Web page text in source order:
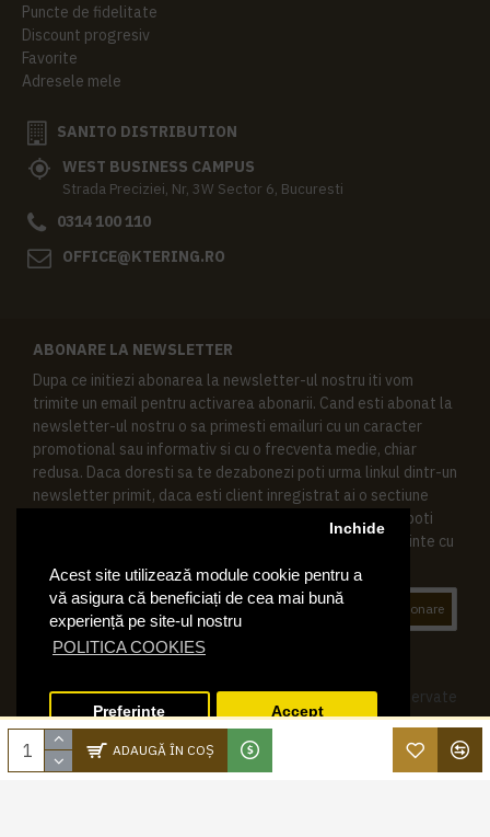
Acest site utilizează module cookie pentru a
vă asigura că beneficiați de cea mai bună
experiență pe site-ul nostru
POLITICA COOKIES
Inchide
Preferinte Accept
ADAUGĂ ÎN COŞ
Puncte de fidelitate
Discount progresiv
Favorite
Adresele mele
SANITO DISTRIBUTION
WEST BUSINESS CAMPUS
Strada Preciziei, Nr, 3W Sector 6, Bucuresti
0314 100 110
OFFICE@KTERING.RO
ABONARE LA NEWSLETTER
Dupa ce initiezi abonarea la newsletter-ul nostru iti vom
trimite un email pentru activarea abonarii. Cand esti abonat la
newsletter-ul nostru o sa primesti emailuri cu un caracter
promotional sau informativ si cu o frecventa medie, chiar
redusa. Daca doresti sa te dezabonezi poti urma linkul dintr-un
newsletter primit, daca esti client inregistrat ai o sectiune
speciala in contul tau in acest scop, si de asemenea ne poti
contacta oricand pe email pentru orice intrebari sau cerinte cu
Abonare
© 2019 Ktering.ro , Toate drepturile rezervate